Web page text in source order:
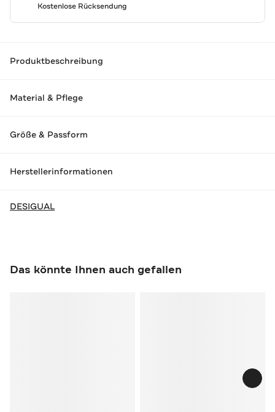
Kostenlose Rücksendung
Produktbeschreibung
Material & Pflege
Größe & Passform
Herstellerinformationen
DESIGUAL
Das könnte Ihnen auch gefallen